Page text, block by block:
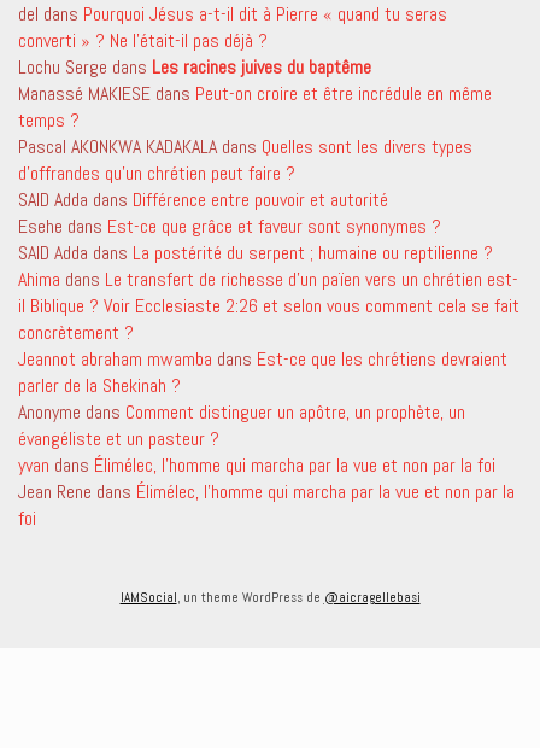
del dans Pourquoi Jésus a-t-il dit à Pierre « quand tu seras
converti » ? Ne l’était-il pas déjà ?
Lochu Serge dans Les racines juives du baptême
Manassé MAKIESE dans Peut-on croire et être incrédule en même
temps ?
Pascal AKONKWA KADAKALA dans Quelles sont les divers types
d’offrandes qu’un chrétien peut faire ?
SAID Adda dans Différence entre pouvoir et autorité
Esehe dans Est-ce que grâce et faveur sont synonymes ?
SAID Adda dans La postérité du serpent ; humaine ou reptilienne ?
Ahima dans Le transfert de richesse d’un païen vers un chrétien est-
il Biblique ? Voir Ecclesiaste 2:26 et selon vous comment cela se fait
concrètement ?
Jeannot abraham mwamba dans Est-ce que les chrétiens devraient
parler de la Shekinah ?
Anonyme dans Comment distinguer un apôtre, un prophète, un
évangéliste et un pasteur ?
yvan dans Élimélec, l’homme qui marcha par la vue et non par la foi
Jean Rene dans Élimélec, l’homme qui marcha par la vue et non par la
foi
IAMSocial, un theme WordPress de @aicragellebasi